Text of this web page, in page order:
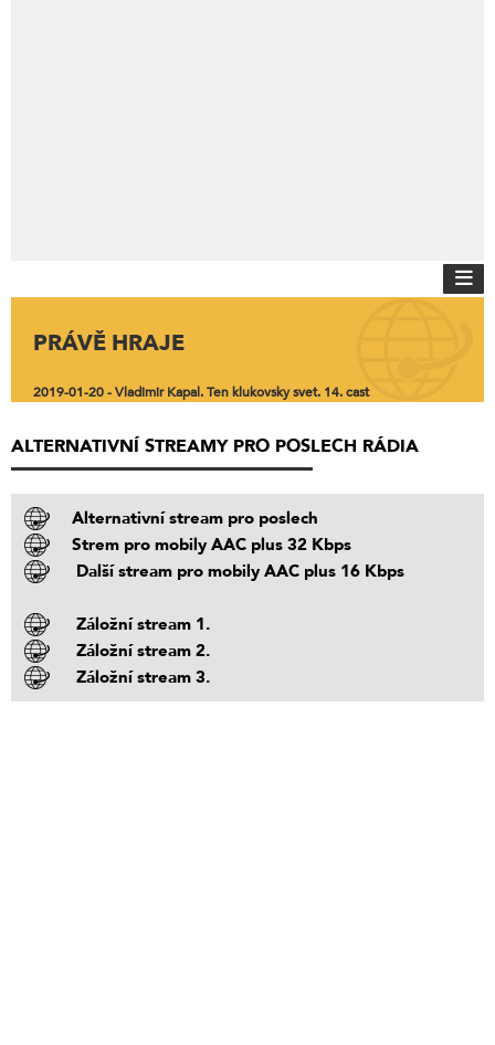
PRÁVĚ HRAJE
2019-01-20 - Vladimir Kapal. Ten klukovsky svet. 14. cast
ALTERNATIVNÍ STREAMY PRO POSLECH RÁDIA
Alternativní stream pro poslech
Strem pro mobily AAC plus 32 Kbps
Další stream pro mobily AAC plus 16 Kbps
Záložní stream 1.
Záložní stream 2.
Záložní stream 3.